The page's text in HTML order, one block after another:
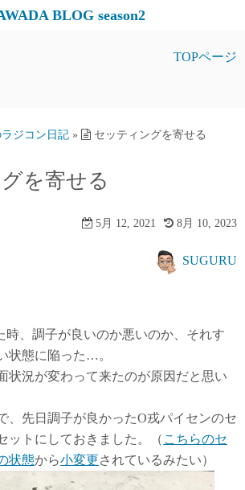
BLOG season2
TOPページ
ジコン日記 » セッティングを寄せる
を寄せる
5月 12, 2021 8月 10, 2023
SUGURU
時、調子が良いのか悪いのか、それす
状態に陥った…。
状況が変わって来たのが原因だと思い
、先日調子が良かったO戎パイセンのセ
ットにしておきました。（ こちらのセ
状態から小変更されているみたい）